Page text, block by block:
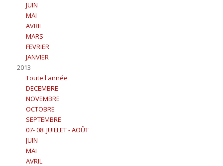
JUIN
MAI
AVRIL
MARS
FEVRIER
JANVIER
2013
Toute l'année
DECEMBRE
NOVEMBRE
OCTOBRE
SEPTEMBRE
07- 08. JUILLET - AOÛT
JUIN
MAI
AVRIL